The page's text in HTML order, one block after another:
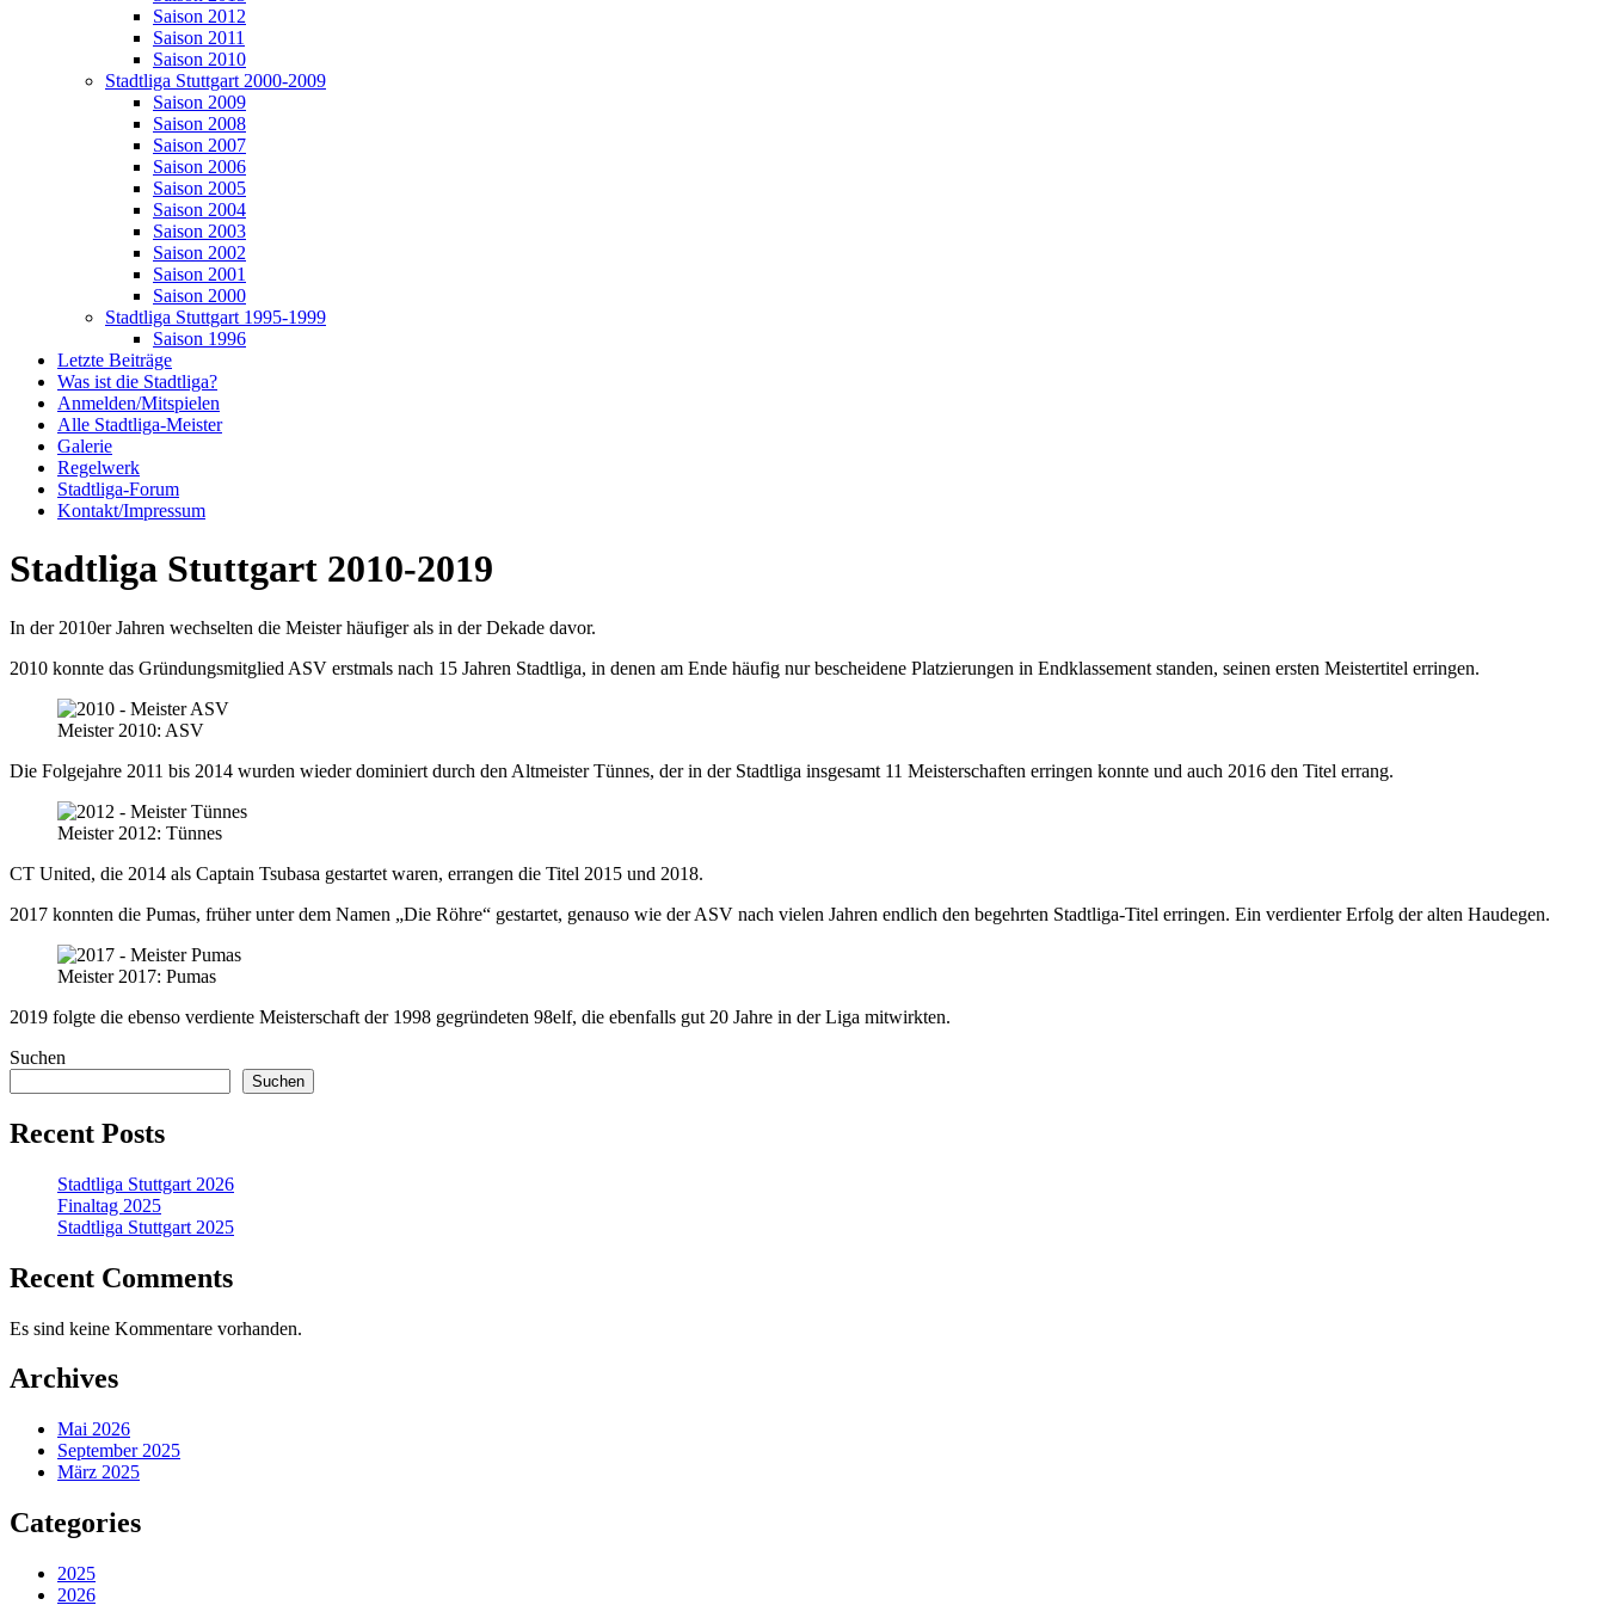
Saison 2012
Saison 2011
Saison 2010
Stadtliga Stuttgart 2000-2009
Saison 2009
Saison 2008
Saison 2007
Saison 2006
Saison 2005
Saison 2004
Saison 2003
Saison 2002
Saison 2001
Saison 2000
Stadtliga Stuttgart 1995-1999
Saison 1996
Letzte Beiträge
Was ist die Stadtliga?
Anmelden/Mitspielen
Alle Stadtliga-Meister
Galerie
Regelwerk
Stadtliga-Forum
Kontakt/Impressum
Stadtliga Stuttgart 2010-2019
In der 2010er Jahren wechselten die Meister häufiger als in der Dekade davor.
2010 konnte das Gründungsmitglied ASV erstmals nach 15 Jahren Stadtliga, in denen am Ende häufig nur bescheidene Platzierungen in Endklassement standen, seinen ersten Meistertitel erringen.
Meister 2010: ASV
Die Folgejahre 2011 bis 2014 wurden wieder dominiert durch den Altmeister Tünnes, der in der Stadtliga insgesamt 11 Meisterschaften erringen konnte und auch 2016 den Titel errang.
Meister 2012: Tünnes
CT United, die 2014 als Captain Tsubasa gestartet waren, errangen die Titel 2015 und 2018.
2017 konnten die Pumas, früher unter dem Namen „Die Röhre“ gestartet, genauso wie der ASV nach vielen Jahren endlich den begehrten Stadtliga-Titel erringen. Ein verdienter Erfolg der alten Haudegen.
Meister 2017: Pumas
2019 folgte die ebenso verdiente Meisterschaft der 1998 gegründeten 98elf, die ebenfalls gut 20 Jahre in der Liga mitwirkten.
Suchen
Suchen
Recent Posts
Stadtliga Stuttgart 2026
Finaltag 2025
Stadtliga Stuttgart 2025
Recent Comments
Es sind keine Kommentare vorhanden.
Archives
Mai 2026
September 2025
März 2025
Categories
2025
2026